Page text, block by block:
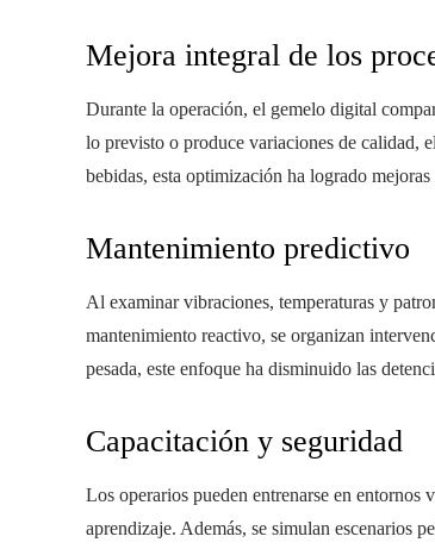
Mejora integral de los
Durante la operación, el gemelo digital
lo previsto o produce variaciones de calidad,
bebidas, esta optimización ha logrado
Mantenimiento predictivo
Al examinar vibraciones, temperaturas y
mantenimiento reactivo, se organizan
pesada, este enfoque ha disminuido las
Capacitación y seguridad
Los operarios pueden entrenarse en
aprendizaje. Además, se simulan escenarios